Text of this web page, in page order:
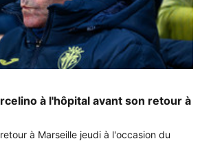
à l'hôpital avant son retour à
à Marseille jeudi à l'occasion du